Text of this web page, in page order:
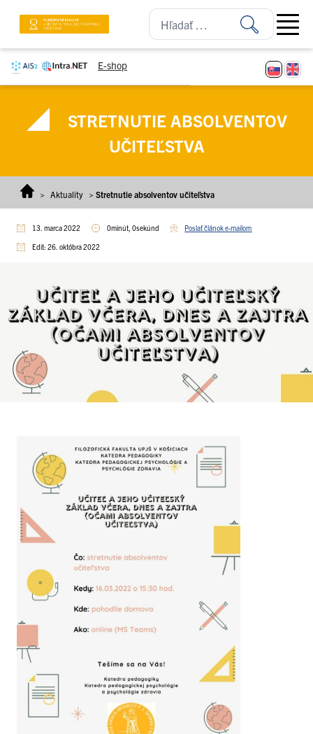
E-shop
Open
STRETNUTIE ABSOLVENTOV
UČITEĽSTVA
> Aktuality > Stretnutie absolventov učiteľstva
13. marca 2022 0minút, 0sekúnd Poslať článok e-mailom
Edit: 26. októbra 2022